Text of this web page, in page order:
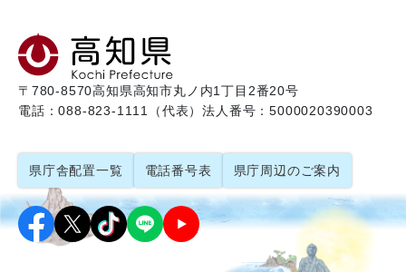
〒780-8570高知県高知市丸ノ内1丁目2番20号
電話：088-823-1111（代表）法人番号：5000020390003
県庁舎配置一覧 電話番号表 県庁周辺のご案内